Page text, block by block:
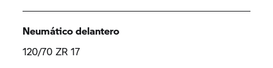
Neumático delantero
120/70 ZR 17